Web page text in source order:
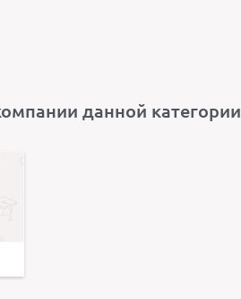
данной категории